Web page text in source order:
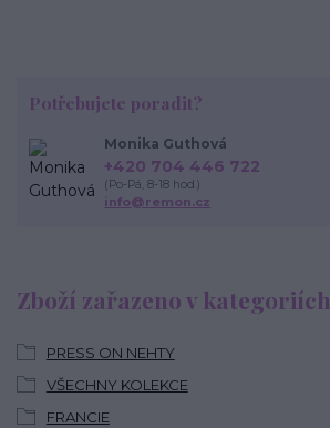
Zboží zařazeno v kategoriích
PRESS ON NEHTY
VŠECHNY KOLEKCE
FRANCIE
Potřebujete poradit?
Monika Guthová
+420 704 446 722
(Po-Pá, 8-18 hod.)
info@remon.cz